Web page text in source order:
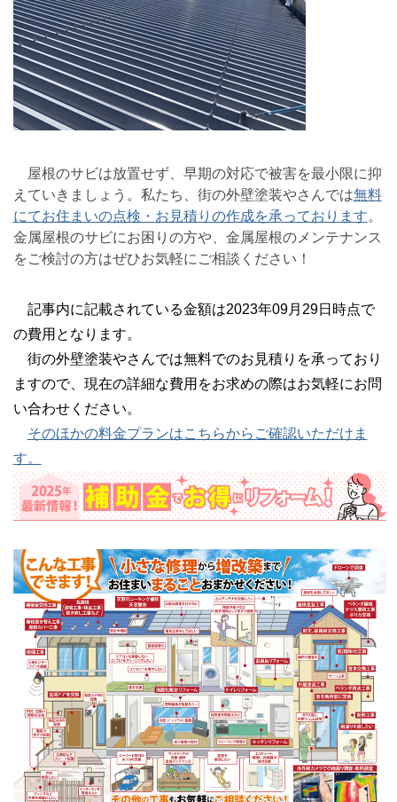
屋根のサビは放置せず、早期の対応で被害を最小限に抑
えていきましょう。私たち、街の外壁塗装やさんでは無料
にてお住まいの点検・お見積りの作成を承っております。
金属屋根のサビにお困りの方や、金属屋根のメンテナンス
をご検討の方はぜひお気軽にご相談ください！
記事内に記載されている金額は2023年09月29日時点で
の費用となります。
街の外壁塗装やさんでは無料でのお見積りを承っており
ますので、現在の詳細な費用をお求めの際はお気軽にお問
い合わせください。
そのほかの料金プランはこちらからご確認いただけま
す。